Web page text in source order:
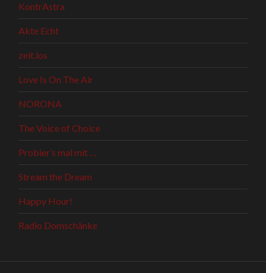
KontrAstra
Akte Echt
zeit.los
Love Is On The Air
NORONA
The Voice of Choice
Probier’s mal mit …
Stream the Dream
Happy Hour!
Radio Domschänke